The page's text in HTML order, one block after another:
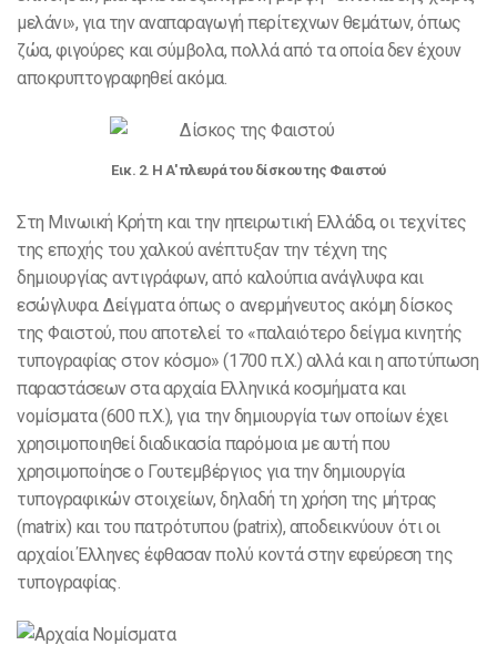
μελάνι», για την αναπαραγωγή περίτεχνων θεμάτων, όπως
ζώα, φιγούρες και σύμβολα, πολλά από τα οποία δεν έχουν
αποκρυπτογραφηθεί ακόμα.
Eικ. 2. H A' πλευρά του δίσκου της Φαιστού
Στη Μινωική Κρήτη και την ηπειρωτική Ελλάδα, οι τεχνίτες
της εποχής του χαλκού ανέπτυξαν την τέχνη της
δημιουργίας αντιγράφων, από καλούπια ανάγλυφα και
εσώγλυφα. Δείγματα όπως ο ανερμήνευτος ακόμη δίσκος
της Φαιστού, που αποτελεί το «παλαιότερο δείγμα κινητής
τυπογραφίας στον κόσμο» (1700 π.Χ.) αλλά και η αποτύπωση
παραστάσεων στα αρχαία Ελληνικά κοσμήματα και
νομίσματα (600 π.Χ.), για την δημιουργία των οποίων έχει
χρησιμοποιηθεί διαδικασία παρόμοια με αυτή που
χρησιμοποίησε ο Γουτεμβέργιος για την δημιουργία
τυπογραφικών στοιχείων, δηλαδή τη χρήση της μήτρας
(matrix) και του πατρότυπου (patrix), αποδεικνύουν ότι οι
αρχαίοι Έλληνες έφθασαν πολύ κοντά στην εφεύρεση της
τυπογραφίας.